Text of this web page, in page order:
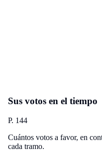
Sus votos en el tiempo
P. 144
Cuántos votos a favor, en
cada tramo.